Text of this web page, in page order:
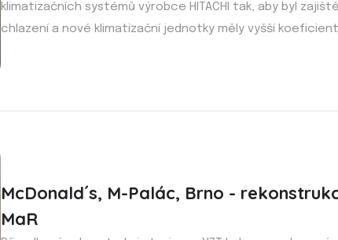
klimatizačních systémů výrobce HITACHI tak, aby byl
chlazení a nové klimatizační jednotky měly vyšší
McDonald´s, M-Palác, Brno -
MaR